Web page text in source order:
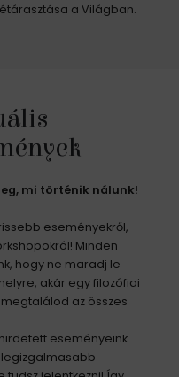
a Világban.
mi történik nálunk!
eseményekről,
Minden
hogy ne maradj le
akár egy filozófiai
az összes
eseményeink
legizgalmasabb